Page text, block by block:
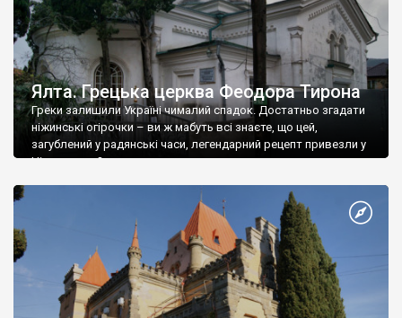
Ялта. Грецька церква Феодора Тирона
Греки залишили Україні чималий спадок. Достатньо згадати
ніжинські огірочки – ви ж мабуть всі знаєте, що цей,
загублений у радянські часи, легендарний рецепт привезли у
Ніжин греки?